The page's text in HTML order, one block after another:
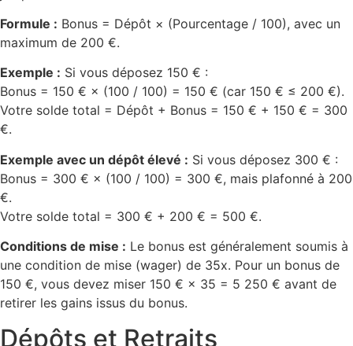
Formule : Bonus = Dépôt × (Pourcentage / 100), avec un
maximum de 200 €.
Exemple : Si vous déposez 150 € :
Bonus = 150 € × (100 / 100) = 150 € (car 150 € ≤ 200 €).
Votre solde total = Dépôt + Bonus = 150 € + 150 € = 300
€.
Exemple avec un dépôt élevé : Si vous déposez 300 € :
Bonus = 300 € × (100 / 100) = 300 €, mais plafonné à 200
€.
Votre solde total = 300 € + 200 € = 500 €.
Conditions de mise : Le bonus est généralement soumis à
une condition de mise (wager) de 35x. Pour un bonus de
150 €, vous devez miser 150 € × 35 = 5 250 € avant de
retirer les gains issus du bonus.
Dépôts et Retraits